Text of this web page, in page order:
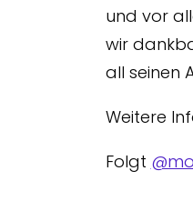
und vor
wir
all seinen
Weitere
Folgt